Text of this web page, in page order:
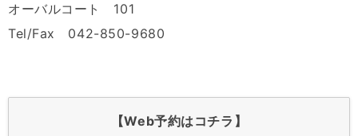
オーバルコート 101
Tel/Fax 042-850-9680
【Web予約はコチラ】